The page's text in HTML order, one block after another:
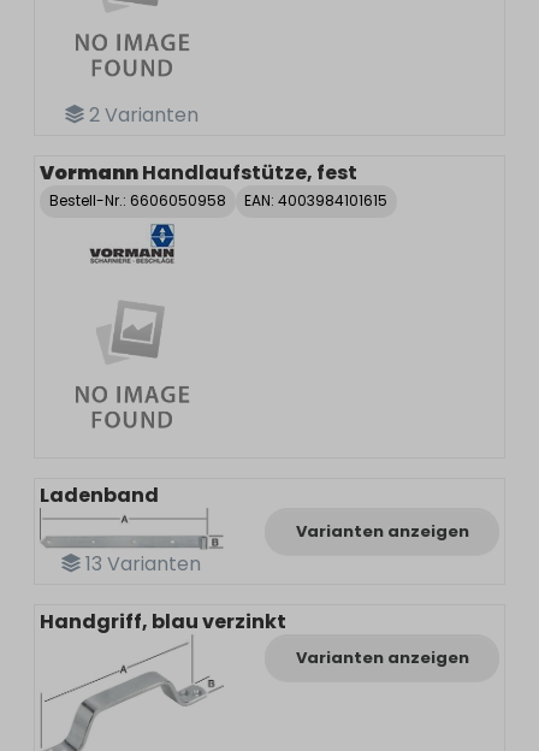
2Varianten
VormannHandlaufstütze, fest
Bestell-Nr.: 6606050958 EAN: 4003984101615
13 Varianten
Ladenband
Varianten anzeigen
Handgriff, blau verzinkt
Varianten anzeigen